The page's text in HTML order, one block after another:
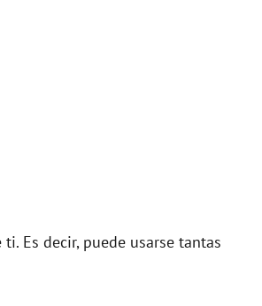
Es decir, puede usarse tantas